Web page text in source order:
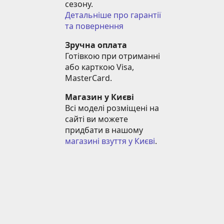
сезону.
Детальніше про гарантії
та повернення
Зручна оплата
Готівкою при отриманні
або карткою Visa,
MasterCard.
Магазин у Києві
Всі моделі розміщені на
сайті ви можете
магазині взуття у Києві.